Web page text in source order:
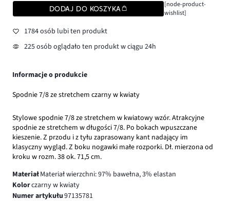
DODAJ DO KOSZYKA
[node-product-
wishlist]
1784 osób lubi ten produkt
225 osób oglądało ten produkt w ciągu 24h
Informacje o produkcie
Spodnie 7/8 ze stretchem czarny w kwiaty
Stylowe spodnie 7/8 ze stretchem w kwiatowy wzór. Atrakcyjne
spodnie ze stretchem w długości 7/8. Po bokach wpuszczane
kieszenie. Z przodu i z tyłu zaprasowany kant nadający im
klasyczny wygląd. Z boku nogawki małe rozporki. Dł. mierzona od
kroku w rozm. 38 ok. 71,5 cm.
MateriałMateriał wierzchni: 97% bawełna, 3% elastan
Kolorczarny w kwiaty
Numer artykułu97135781